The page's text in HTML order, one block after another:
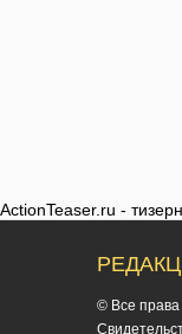
ActionTeaser.ru -
© Все права